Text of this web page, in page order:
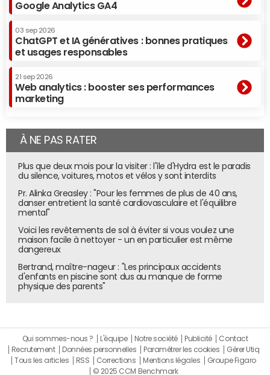
Google Analytics GA4
03 sep 2026
ChatGPT et IA génératives : bonnes pratiques
et usages responsables
21 sep 2026
Web analytics : booster ses performances
marketing
À NE PAS RATER
Plus que deux mois pour la visiter : l'île d'Hydra est le paradis
du silence, voitures, motos et vélos y sont interdits
Pr. Alinka Greasley : "Pour les femmes de plus de 40 ans,
danser entretient la santé cardiovasculaire et l'équilibre
mental"
Voici les revêtements de sol à éviter si vous voulez une
maison facile à nettoyer - un en particulier est même
dangereux
Bertrand, maître-nageur : "Les principaux accidents
d'enfants en piscine sont dus au manque de forme
physique des parents"
Qui sommes-nous ? L'équipe Notre société Publicité
Contact
Recrutement
Données personnelles Paramétrer les cookies
Gérer Utiq
Tous les articles
RSS Corrections Mentions légales
Groupe Figaro
© 2025 CCM Benchmark